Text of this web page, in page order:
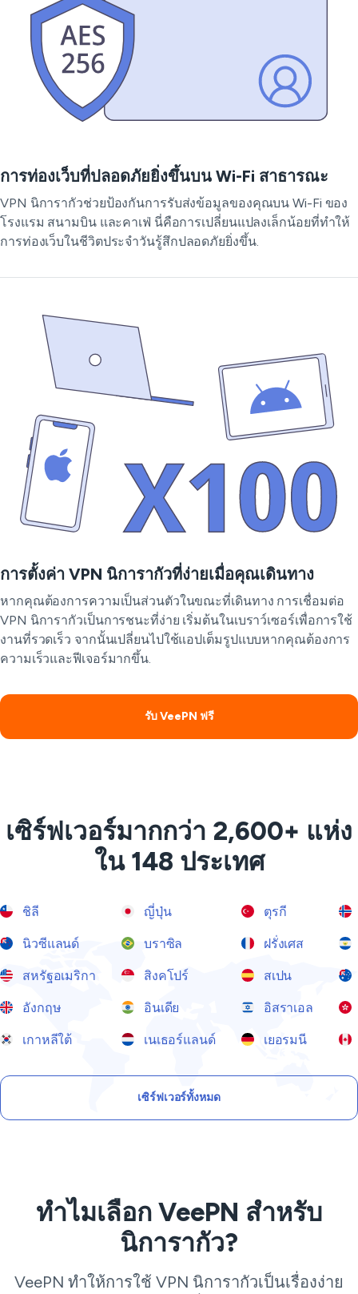
การท่องเว็บที่ปลอดภัยยิ่งขึ้นบน Wi-Fi สาธารณะ
VPN นิการากัวช่วยป้องกันการรับส่งข้อมูลของคุณบน Wi-Fi ของ
โรงแรม สนามบิน และคาเฟ่ นี่คือการเปลี่ยนแปลงเล็กน้อยที่ทำให้
การท่องเว็บในชีวิตประจำวันรู้สึกปลอดภัยยิ่งขึ้น.
การตั้งค่า VPN นิการากัวที่ง่ายเมื่อคุณเดินทาง
หากคุณต้องการความเป็นส่วนตัวในขณะที่เดินทาง การเชื่อมต่อ
VPN นิการากัวเป็นการชนะที่ง่าย เริ่มต้นในเบราว์เซอร์เพื่อการใช้
งานที่รวดเร็ว จากนั้นเปลี่ยนไปใช้แอปเต็มรูปแบบหากคุณต้องการ
ความเร็วและฟีเจอร์มากขึ้น.
รับ VeePN ฟรี
เซิร์ฟเวอร์มากกว่า 2,600+ แห่ง
ใน 148 ประเทศ
ชิลี ญี่ปุ่น ตุรกี
นิวซีแลนด์ บราซิล ฝรั่งเศส
สหรัฐอเมริกา สิงคโปร์ สเปน
อังกฤษ อินเดีย อิสราเอล
เกาหลีใต้ เนเธอร์แลนด์ เยอรมนี
เซิร์ฟเวอร์ทั้งหมด
ทำไมเลือก VeePN สำหรับ
นิการากัว?
VeePN ทำให้การใช้ VPN นิการากัวเป็นเรื่องง่าย